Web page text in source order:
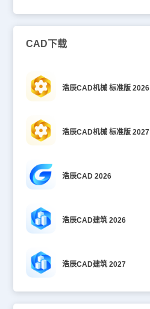
CAD下载
浩辰CAD机械 标准版 2026
浩辰CAD机械 标准版 2027
浩辰CAD 2026
浩辰CAD建筑 2026
浩辰CAD建筑 2027